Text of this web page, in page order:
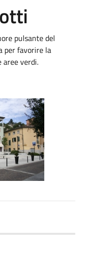
pulsante del
per favorire la
aree verdi.